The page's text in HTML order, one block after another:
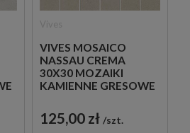
VIVES MOSAICO
NASSAU CREMA
30X30 MOZAIKI
KAMIENNE GRESOWE
125,00 zł szt.